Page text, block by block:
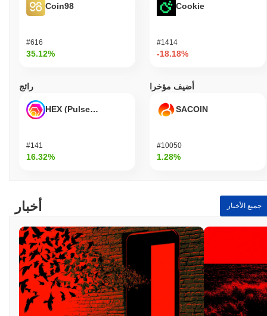
Coin98
#616
35.12%
Cookie
#1414
-18.18%
رائج
HEX (Pulsechain)
#141
16.32%
أضيف مؤخرا
SACOIN
#10050
1.28%
أخبار جميع الأخبار